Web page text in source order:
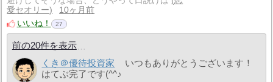
愛セオリー
10ヶ月前
いいね！
27
前の20件を表示
くき＠優待投資家
いつもありがとうございます！
はてぶ完了です(^^♪